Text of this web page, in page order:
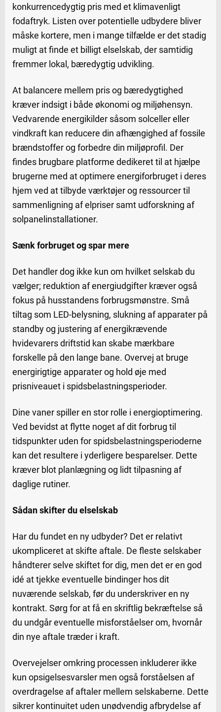
konkurrencedygtig pris med et klimavenligt
fodaftryk. Listen over potentielle udbydere bliver
måske kortere, men i mange tilfælde er det stadig
muligt at finde et billigt elselskab, der samtidig
fremmer lokal, bæredygtig udvikling.
At balancere mellem pris og bæredygtighed
kræver indsigt i både økonomi og miljøhensyn.
Vedvarende energikilder såsom solceller eller
vindkraft kan reducere din afhængighed af fossile
brændstoffer og forbedre din miljøprofil. Der
findes brugbare platforme dedikeret til at hjælpe
brugerne med at optimere energiforbruget i deres
hjem ved at tilbyde værktøjer og ressourcer til
sammenligning af elpriser samt udforskning af
solpanelinstallationer.
Sænk forbruget og spar mere
Det handler dog ikke kun om hvilket selskab du
vælger; reduktion af energiudgifter kræver også
fokus på husstandens forbrugsmønstre. Små
tiltag som LED-belysning, slukning af apparater på
standby og justering af energikrævende
hvidevarers driftstid kan skabe mærkbare
forskelle på den lange bane. Overvej at bruge
energirigtige apparater og hold øje med
prisniveauet i spidsbelastningsperioder.
Dine vaner spiller en stor rolle i energioptimering.
Ved bevidst at flytte noget af dit forbrug til
tidspunkter uden for spidsbelastningsperioderne
kan det resultere i yderligere besparelser. Dette
kræver blot planlægning og lidt tilpasning af
daglige rutiner.
Sådan skifter du elselskab
Har du fundet en ny udbyder? Det er relativt
ukompliceret at skifte aftale. De fleste selskaber
håndterer selve skiftet for dig, men det er en god
idé at tjekke eventuelle bindinger hos dit
nuværende selskab, før du underskriver en ny
kontrakt. Sørg for at få en skriftlig bekræftelse så
du undgår eventuelle misforståelser om, hvornår
din nye aftale træder i kraft.
Overvejelser omkring processen inkluderer ikke
kun opsigelsesvarsler men også forståelsen af
overdragelse af aftaler mellem selskaberne. Dette
sikrer kontinuitet uden unødvendig afbrydelse af